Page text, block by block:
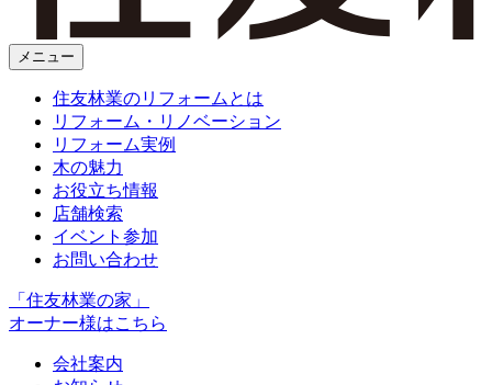
メニュー
住友林業のリフォームとは
リフォーム・リノベーション
リフォーム実例
木の魅力
お役立ち情報
店舗検索
イベント参加
お問い合わせ
「住友林業の家」
オーナー様はこちら
会社案内